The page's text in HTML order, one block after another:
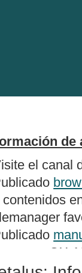
de
el canal
contenidos
un epson QX-